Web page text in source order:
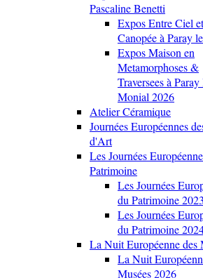
Pascaline Benetti
Expos Entre Ciel
Canopée à Paray
Expos Maison en
Metamorphoses &
Traversees à Paray
Monial 2026
Atelier Céramique
Journées Européennes
d'Art
Les Journées
Patrimoine
Les Journées
du Patrimoine 2023
Les Journées
du Patrimoine
La Nuit Européenne des
La Nuit
Musées 2026